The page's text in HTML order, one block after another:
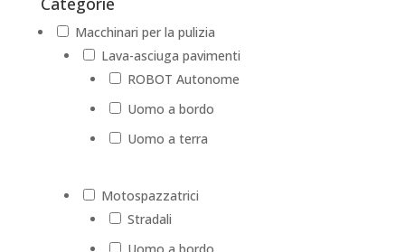
Macchinari per la pulizia
Lava-asciuga pavimenti
ROBOT Autonome
Uomo a bordo
Uomo a terra
Motospazzatrici
Stradali